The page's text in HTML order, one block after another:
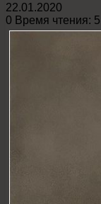
22.01.2020
0 Время чтения: